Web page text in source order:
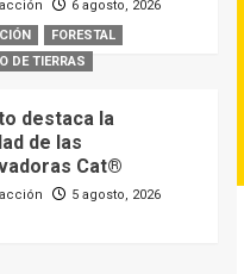
6 agosto, 2026
FORESTAL
DE TIERRAS
destaca la
de las
Cat®
5 agosto, 2026